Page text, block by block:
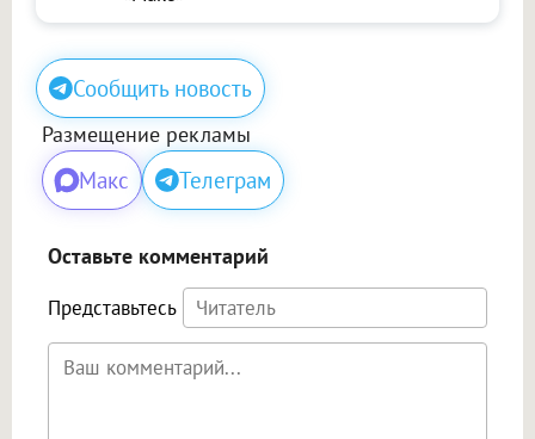
Сообщить новость
Размещение рекламы
Макс Телеграм
Оставьте комментарий
Представьтесь